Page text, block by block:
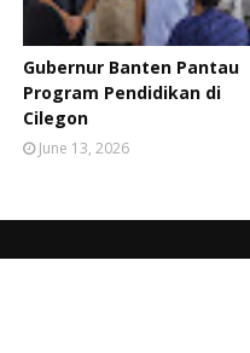
Gubernur Banten Pantau
Program Pendidikan di
Cilegon
June 13, 2026